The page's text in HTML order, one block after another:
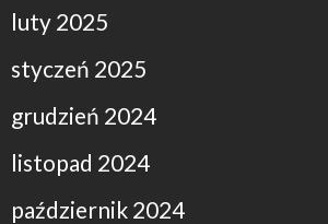
luty 2025
styczeń 2025
grudzień 2024
listopad 2024
październik 2024